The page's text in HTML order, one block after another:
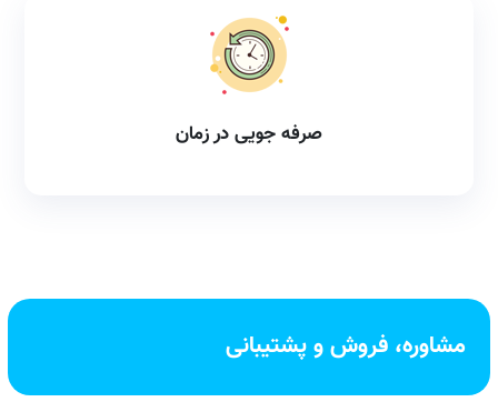
صرفه جویی در زمان
مشاوره، فروش و پشتیبانی